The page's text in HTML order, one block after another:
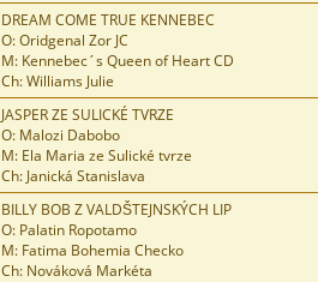
DREAM COME TRUE KENNEBEC
O: Oridgenal Zor JC
M: Kennebec´s Queen of Heart CD
Ch: Williams Julie
JASPER ZE SULICKÉ TVRZE
O: Malozi Dabobo
M: Ela Maria ze Sulické tvrze
Ch: Janická Stanislava
BILLY BOB Z VALDŠTEJNSKÝCH LIP
O: Palatin Ropotamo
M: Fatima Bohemia Checko
Ch: Nováková Markéta